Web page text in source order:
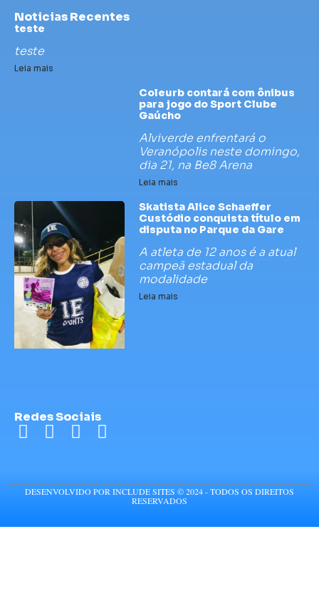
Noticias Recentes
teste
teste
Leia mais
Coleurb contará com ônibus
para jogo do Sport Clube
Gaúcho
Alviverde enfrentará o
Veranópolis neste domingo,
dia 21, na Be8 Arena
Leia mais
Skatista Alice Schaeffer
Custódio conquista título em
disputa no Parque da Gare
A atleta de 12 anos é a atual
campeã estadual da
modalidade
Leia mais
Redes Sociais
DESENVOLVIDO POR INCLUDE SITES © 2024 - TODOS OS DIREITOS
RESERVADOS